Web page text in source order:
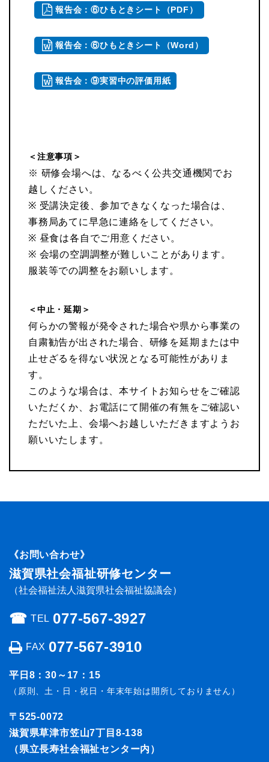
報告会：⑥ひもときシート（PDF）
報告会：⑥ひもときシート（Word）
報告会：⑨実習中の評価用紙
＜注意事項＞
※ 研修会場へは、なるべく公共交通機関でお
越しください。
※ 受講決定後、参加できなくなった場合は、
事務局あてに早急に連絡をしてください。
※ 昼食は各自でご用意ください。
※ 会場の空調調整が難しいことがあります。
服装等での調整をお願いします。
＜中止・延期＞
何らかの警報が発令された場合や県から事業の
自粛勧告が出された場合、研修を延期または中
止せざるを得ない状況となる可能性がありま
す。
このような場合は、本サイトお知らせをご確認
いただくか、お電話にて開催の有無をご確認い
ただいた上、会場へお越しいただきますようお
願いいたします。
《お問い合わせ》
滋賀県社会福祉研修センター
（社会福祉法人滋賀県社会福祉協議会）
☎︎ TEL 077-567-3927
FAX 077-567-3910
平日8：30～17：15
（原則、土・日・祝日・年末年始は開所しておりません）
〒525-0072
滋賀県草津市笠山7丁目8-138
（県立長寿社会福祉センター内）